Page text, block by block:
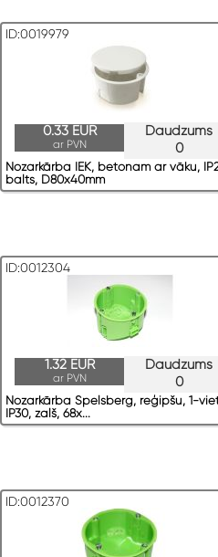
ID:0019979
Daudzums
0
0.33 EUR
ar PVN
Nozarkārba IEK, betonam ar vāku,
balts, D80x40mm
ID:0012304
Daudzums
0
1.32 EUR
ar PVN
Nozarkārba Spelsberg, reģipšu, 1-
IP30, zaļš, 68x...
ID:0012370